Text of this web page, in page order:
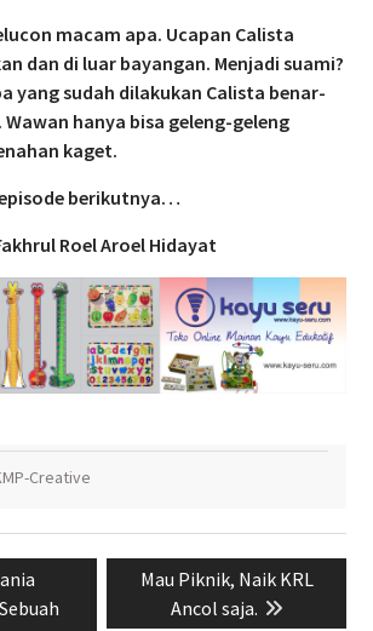
macam apa. Ucapan Calista
dan di luar bayangan. Menjadi suami?
yang sudah dilakukan Calista benar-
hanya bisa geleng-geleng
kaget.
episode berikutnya…
Roel Aroel Hidayat
Creative
Next
post:
Mau Piknik, Naik KRL
Ancol saja.